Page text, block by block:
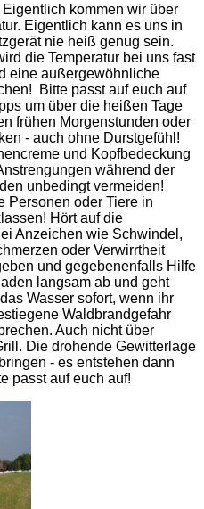
kommen wir über
Eigentlich kann es uns in
nie heiß genug sein.
die Temperatur bei uns fast
eine außergewöhnliche
Bitte passt auf euch auf
um über die heißen Tage
frühen Morgenstunden oder
- auch ohne Durstgefühl!
und Kopfbedeckung
während der
unbedingt vermeiden!
Personen oder Tiere in
Hört auf die
Anzeichen wie Schwindel,
oder Verwirrtheit
und gegebenenfalls Hilfe
langsam ab und geht
Wasser sofort, wenn ihr
Waldbrandgefahr
Auch nicht über
Die drohende Gewitterlage
- es entstehen dann
passt auf euch auf!